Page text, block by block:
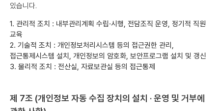
있습니다.
1. 관리적 조치 : 내부관리계획 수립·시행, 전담조직 운영, 정기적 직원
교육
2. 기술적 조치 : 개인정보처리시스템 등의 접근권한 관리,
접근통제시스템 설치, 개인정보의 암호화, 보안프로그램 설치 및 갱신
3. 물리적 조치 : 전산실, 자료보관실 등의 접근통제
제 7조 (개인정보 자동 수집 장치의 설치 · 운영 및 거부에